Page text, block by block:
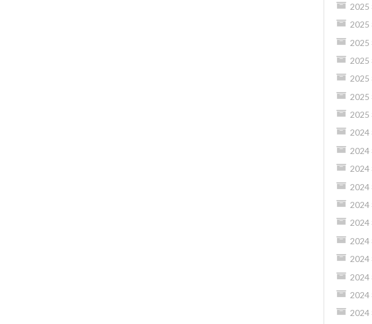
2025
2025
2025
2025
2025
2025
2025
2024
2024
2024
2024
2024
2024
2024
2024
2024
2024
2024